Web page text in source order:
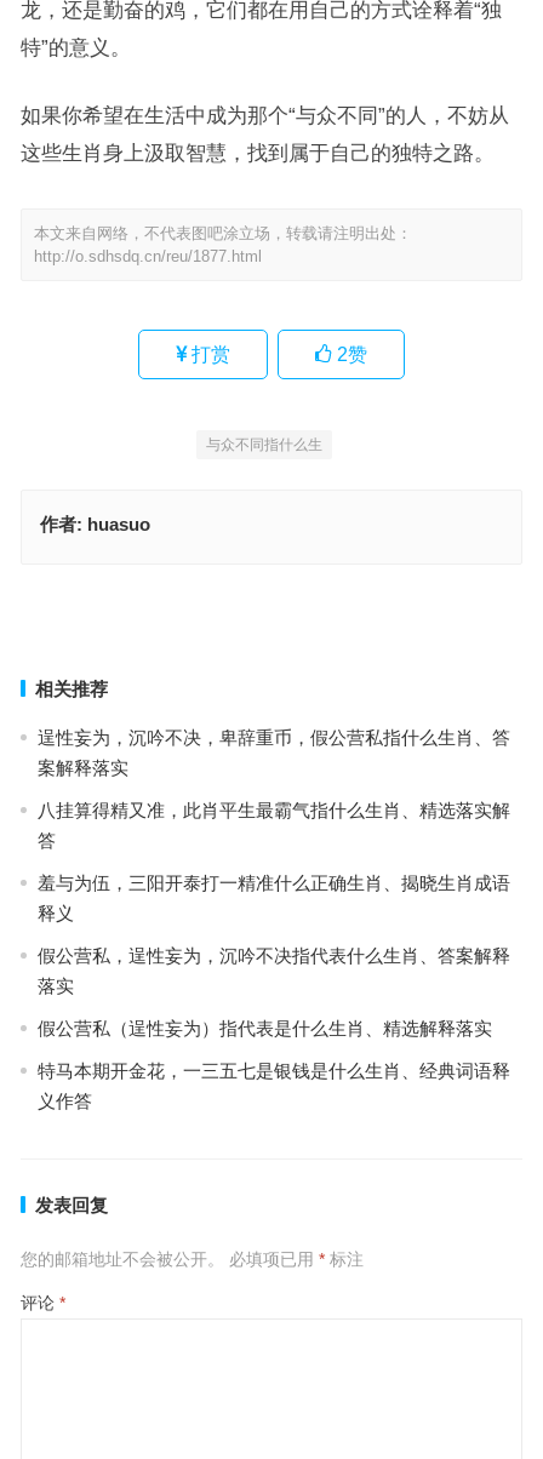
龙，还是勤奋的鸡，它们都在用自己的方式诠释着“独
特”的意义。
如果你希望在生活中成为那个“与众不同”的人，不妨从
这些生肖身上汲取智慧，找到属于自己的独特之路。
本文来自网络，不代表图吧涂立场，转载请注明出处：
http://o.sdhsdq.cn/reu/1877.html
打赏 2赞
与众不同指什么生
作者: huasuo
相关推荐
逞性妄为，沉吟不决，卑辞重币，假公营私指什么生肖、答
案解释落实
八挂算得精又准，此肖平生最霸气指什么生肖、精选落实解
答
羞与为伍，三阳开泰打一精准什么正确生肖、揭晓生肖成语
释义
假公营私，逞性妄为，沉吟不决指代表什么生肖、答案解释
落实
假公营私（逞性妄为）指代表是什么生肖、精选解释落实
特马本期开金花，一三五七是银钱是什么生肖、经典词语释
义作答
发表回复
您的邮箱地址不会被公开。 必填项已用 *标注
评论 *